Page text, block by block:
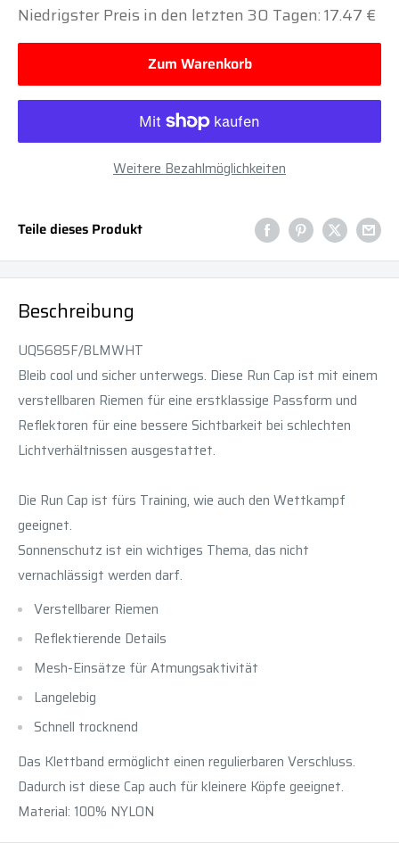
Niedrigster Preis in den letzten 30 Tagen: 17.47 €
Zum Warenkorb
Weitere Bezahlmöglichkeiten
Teile dieses Produkt
Beschreibung
UQ5685F/BLMWHT
Bleib cool und sicher unterwegs. Diese Run Cap ist mit einem
verstellbaren Riemen für eine erstklassige Passform und
Reflektoren für eine bessere Sichtbarkeit bei schlechten
Lichtverhältnissen ausgestattet.
Die Run Cap ist fürs Training, wie auch den Wettkampf
geeignet.
Sonnenschutz ist ein wichtiges Thema, das nicht
vernachlässigt werden darf.
Verstellbarer Riemen
Reflektierende Details
Mesh-Einsätze für Atmungsaktivität
Langelebig
Schnell trocknend
Das Klettband ermöglicht einen regulierbaren Verschluss.
Dadurch ist diese Cap auch für kleinere Köpfe geeignet.
Material: 100% NYLON